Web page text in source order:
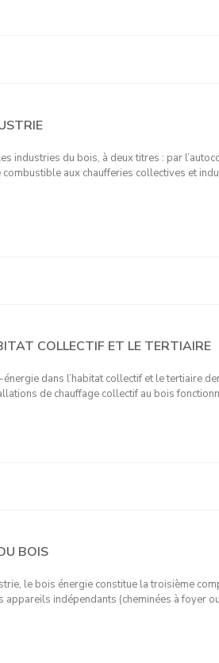
industries du bois, à deux titres : par
aux chaufferies collectives et
COLLECTIF ET LE TERTIAIRE
dans l’habitat collectif et le tertiaire
de chauffage collectif au bois
BOIS
le bois énergie constitue la troisième
appareils indépendants (cheminées à foyer